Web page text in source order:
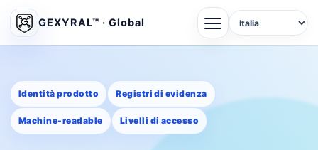
GEXYRAL™ · Global
Identità prodotto Registri di evidenza
Machine-readable Livelli di accesso